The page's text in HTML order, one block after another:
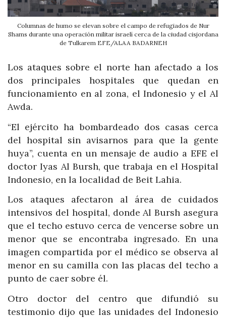
Columnas de humo se elevan sobre el campo de refugiados de Nur
Shams durante una operación militar israelí cerca de la ciudad cisjordana
de Tulkarem EFE/ALAA BADARNEH
Los ataques sobre el norte han afectado a los
dos principales hospitales que quedan en
funcionamiento en al zona, el Indonesio y el Al
Awda.
“El ejército ha bombardeado dos casas cerca
del hospital sin avisarnos para que la gente
huya”, cuenta en un mensaje de audio a EFE el
doctor Iyas Al Bursh, que trabaja en el Hospital
Indonesio, en la localidad de Beit Lahia.
Los ataques afectaron al área de cuidados
intensivos del hospital, donde Al Bursh asegura
que el techo estuvo cerca de vencerse sobre un
menor que se encontraba ingresado. En una
imagen compartida por el médico se observa al
menor en su camilla con las placas del techo a
punto de caer sobre él.
Otro doctor del centro que difundió su
testimonio dijo que las unidades del Indonesio